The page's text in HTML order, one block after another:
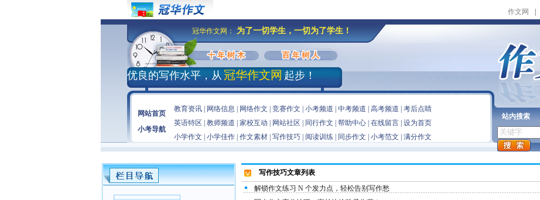
作文网
冠华作文网： 为了一切学生，一切为了学生！
优良的写作水平，从 冠华作文网 起步！
网站首页
小考导航
教育资讯| 网络信息 网络作文 竞赛作文 小考频道 中考频道 高考频道
考后点睛
英语特区
教师频道 家校互动 网站社区 同行作文 帮助中心| 在线留言| 设为首页
小学作文
小学佳作| 作文素材| 写作技巧| 阅读训练| 同步作文 小考范文 满分作文
站内搜索
写作技巧文章列表
解锁作文练习 N 个发力点，轻松告别写作愁